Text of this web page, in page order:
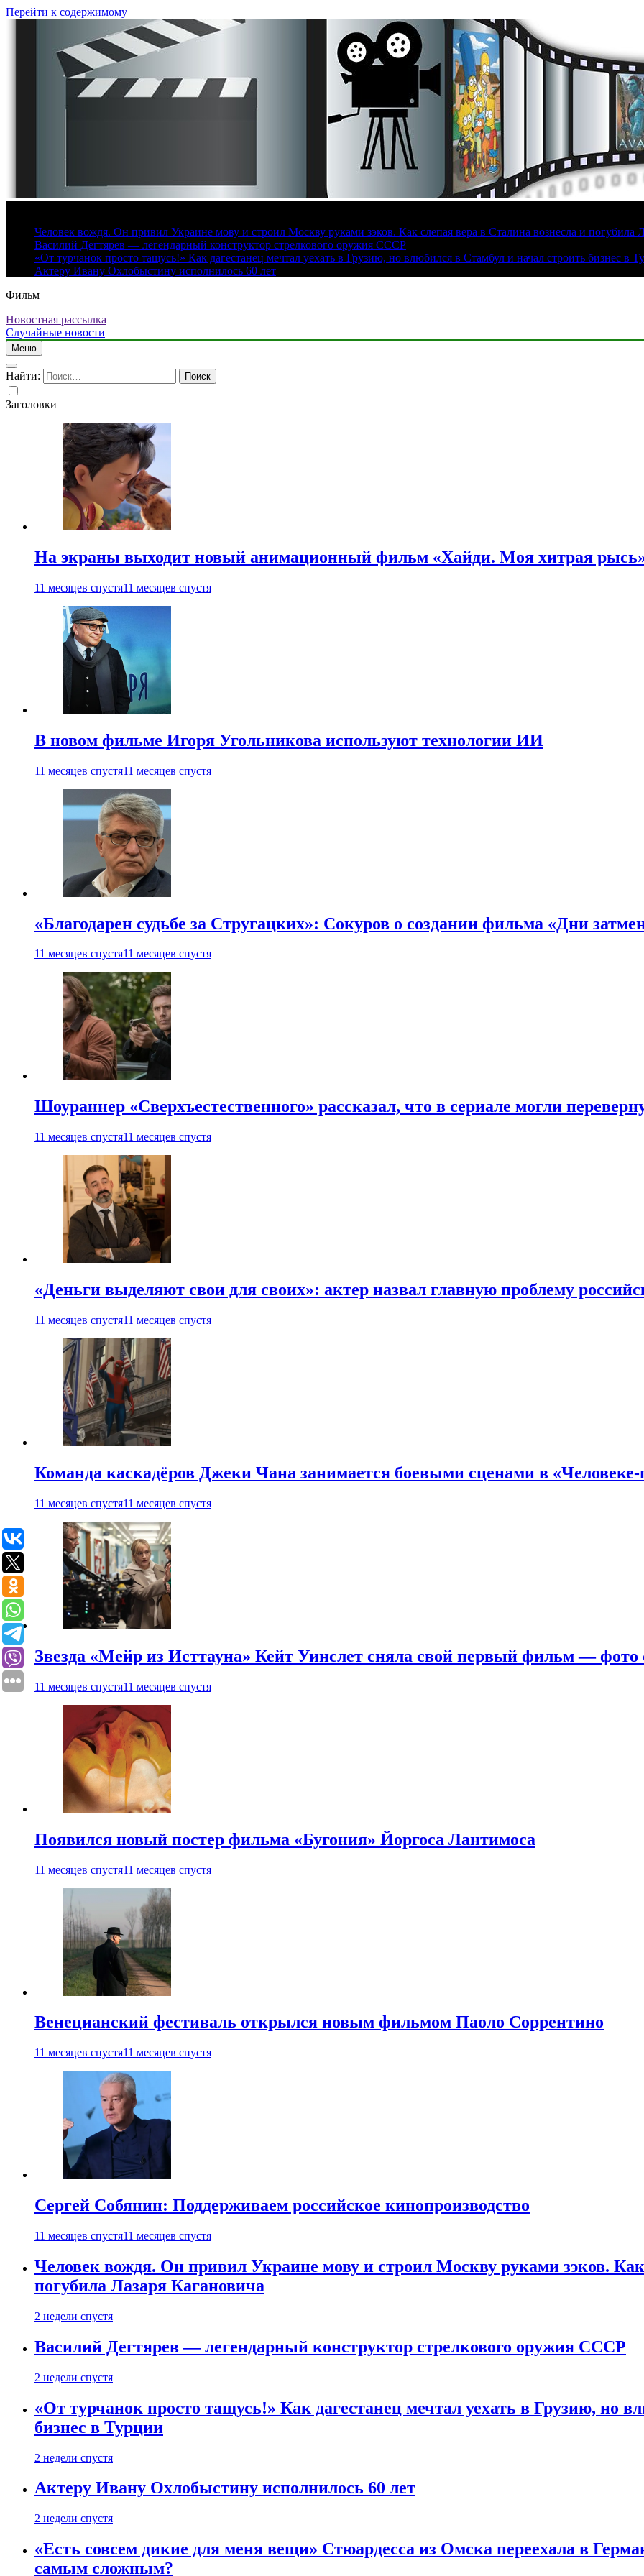
Перейти к содержимому
Человек вождя. Он привил Украине мову и строил Москву руками зэков. Как слепая вера в Сталина вознесла и погубила
Василий Дегтярев — легендарный конструктор стрелкового оружия СССР
«От турчанок просто тащусь!» Как дагестанец мечтал уехать в Грузию, но влюбился в Стамбул и начал строить бизнес в
Актеру Ивану Охлобыстину исполнилось 60 лет
Фильм
Новостная рассылка
Случайные новости
Меню
Найти:
Заголовки
На экраны выходит новый анимационный фильм «Хайди. Моя хитрая
11 месяцев спустя11 месяцев спустя
В новом фильме Игоря Угольникова используют технологии ИИ
11 месяцев спустя11 месяцев спустя
«Благодарен судьбе за Стругацких»: Сокуров о создании фильма «Дни
11 месяцев спустя11 месяцев спустя
Шоураннер «Сверхъестественного» рассказал, что в сериале могли
11 месяцев спустя11 месяцев спустя
«Деньги выделяют свои для своих»: актер назвал главную проблему
11 месяцев спустя11 месяцев спустя
Команда каскадёров Джеки Чана занимается боевыми сценами в «Человеке-
11 месяцев спустя11 месяцев спустя
Звезда «Мейр из Исттауна» Кейт Уинслет сняла свой первый фильм — фото
11 месяцев спустя11 месяцев спустя
Появился новый постер фильма «Бугония» Йоргоса Лантимоса
11 месяцев спустя11 месяцев спустя
Венецианский фестиваль открылся новым фильмом Паоло Соррентино
11 месяцев спустя11 месяцев спустя
Сергей Собянин: Поддерживаем российское кинопроизводство
11 месяцев спустя11 месяцев спустя
Человек вождя. Он привил Украине мову и строил Москву руками зэков.
погубила Лазаря Кагановича
2 недели спустя
Василий Дегтярев — легендарный конструктор стрелкового оружия СССР
2 недели спустя
«От турчанок просто тащусь!» Как дагестанец мечтал уехать в Грузию, но
бизнес в Турции
2 недели спустя
Актеру Ивану Охлобыстину исполнилось 60 лет
2 недели спустя
«Есть совсем дикие для меня вещи» Стюардесса из Омска переехала в
самым сложным?